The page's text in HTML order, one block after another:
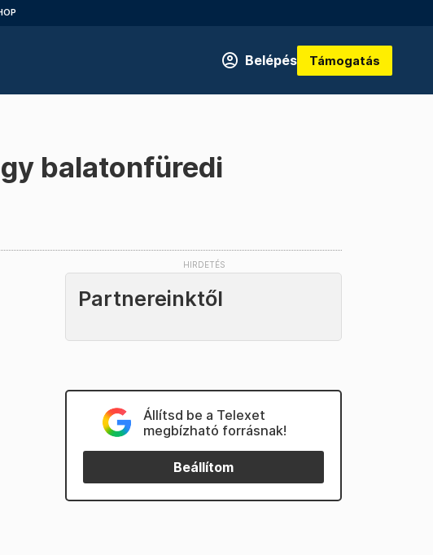
Belépés Támogatás
balatonfüredi
Partnereinktől
Állítsd be a Telexet
megbízható forrásnak!
Beállítom